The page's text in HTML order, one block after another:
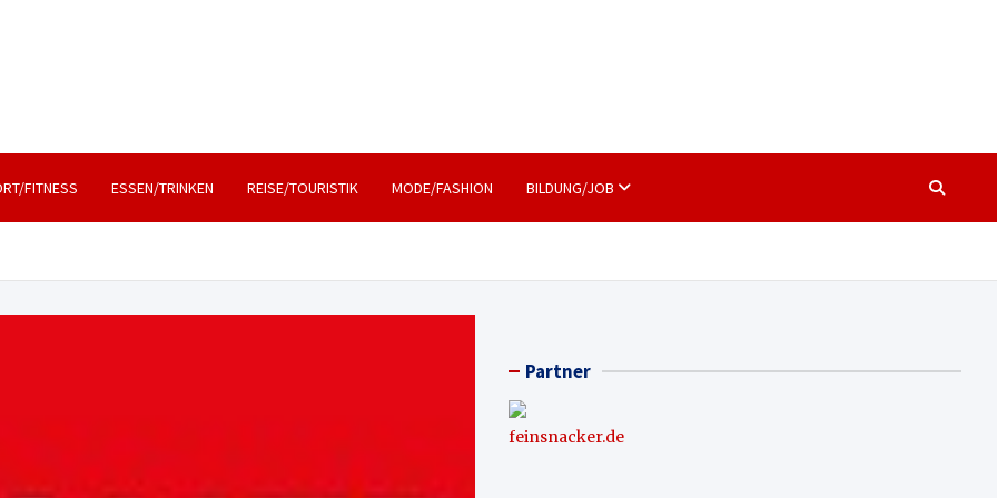
FITNESS ESSEN/TRINKEN REISE/TOURISTIK MODE/FASHION BILDUNG/JOB
Partner
feinsnacker.de